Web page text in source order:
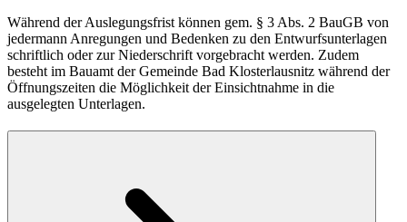
Während der Auslegungsfrist können gem. § 3 Abs. 2 BauGB von
jedermann Anregungen und Bedenken zu den Entwurfsunterlagen
schriftlich oder zur Niederschrift vorgebracht werden. Zudem
besteht im Bauamt der Gemeinde Bad Klosterlausnitz während der
Öffnungszeiten die Möglichkeit der Einsichtnahme in die
ausgelegten Unterlagen.